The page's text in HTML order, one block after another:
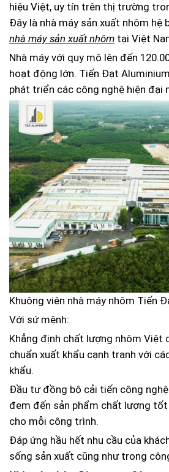
hiệu Việt, uy tín trên thị trường
Đây là nhà máy sản xuất nhôm hệ
nhà máy sản xuất nhôm tại Việt
Nhà máy với quy mô lên đến
hoạt động lớn. Tiến Đạt
phát triển các công nghệ hiện đại
Khuông viên nhà máy nhôm Tiến
Với sứ mệnh:
Khẳng định chất lượng nhôm Việt
chuẩn xuất khẩu cạnh tranh với
khẩu.
Đầu tư đồng bộ cải tiến công
đem đến sản phẩm chất lượng tốt
cho mỗi công trình.
Đáp ứng hầu hết nhu cầu của
sống sản xuất cũng như trong